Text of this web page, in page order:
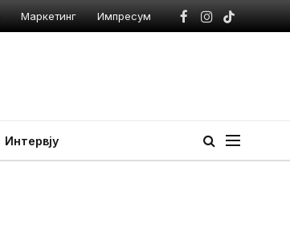
Маркетинг Импресум
Facebook
Instagram
TikTok
Интервју